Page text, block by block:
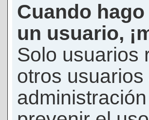
Cuando
un usuario,
Solo usuarios
otros